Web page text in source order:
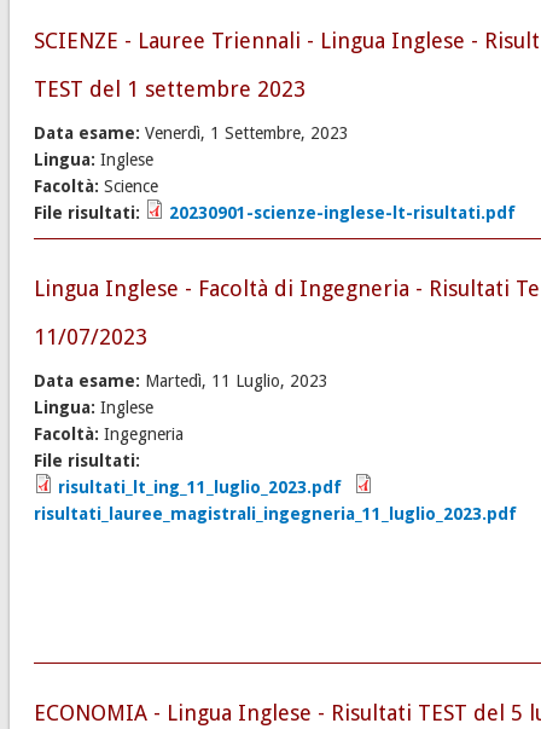
SCIENZE - Lauree Triennali - Lingua Inglese -
TEST del 1 settembre 2023
Data esame: Venerdì, 1 Settembre, 2023
Lingua: Inglese
Facoltà: Science
File risultati:
20230901-scienze-inglese-lt-risultati.pdf
Lingua Inglese - Facoltà di Ingegneria - Risultati
11/07/2023
Data esame: Martedì, 11 Luglio, 2023
Lingua: Inglese
Facoltà: Ingegneria
File risultati:
risultati_lt_ing_11_luglio_2023.pdf
risultati_lauree_magistrali_ingegneria_11_luglio_2023.pdf
ECONOMIA - Lingua Inglese - Risultati TEST del 5